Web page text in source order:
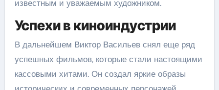
известным и уважаемым художником.
Успехи в киноиндустрии
В дальнейшем Виктор Васильев снял еще ряд
успешных фильмов, которые стали настоящими
кассовыми хитами. Он создал яркие образы